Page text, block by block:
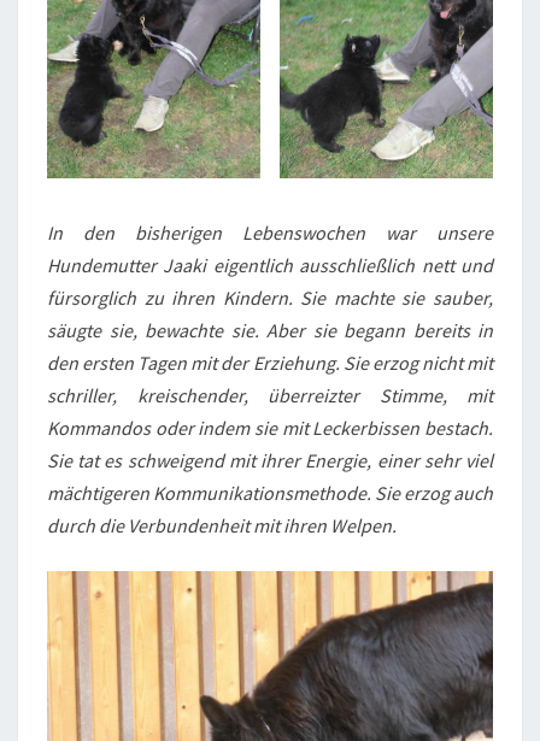
In den bisherigen Lebenswochen war unsere
Hundemutter Jaaki eigentlich ausschließlich nett und
fürsorglich zu ihren Kindern. Sie machte sie sauber,
säugte sie, bewachte sie. Aber sie begann bereits in
den ersten Tagen mit der Erziehung. Sie erzog nicht mit
schriller, kreischender, überreizter Stimme, mit
Kommandos oder indem sie mit Leckerbissen bestach.
Sie tat es schweigend mit ihrer Energie, einer sehr viel
mächtigeren Kommunikationsmethode. Sie erzog auch
durch die Verbundenheit mit ihren Welpen.